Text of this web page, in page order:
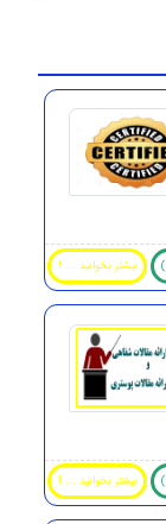
بیشتر بخوانید ... !
بیشتر بخوانید ... !